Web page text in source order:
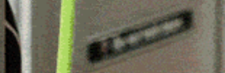
Nuoro. Ruba in casa del rivale in amore dopo
una lite, arrestato un 35enne
8 Agosto 2026